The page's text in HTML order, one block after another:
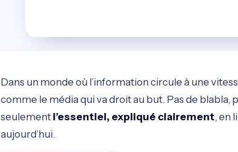
Dans un monde où l’information circule à une
comme le média qui va droit au but. Pas de blabla,
seulement l’essentiel, expliqué clairement, en
aujourd’hui.